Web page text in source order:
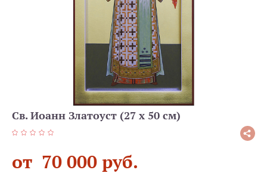
ОБРАТНЫЙ
Св. Иоанн Златоуст (27 х 50 см)
от 70 000 руб.